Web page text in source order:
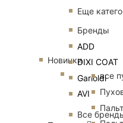
Еще
Бренды
ADD
DIXI COAT
Garioldi
AVI
Все
Новинки
все